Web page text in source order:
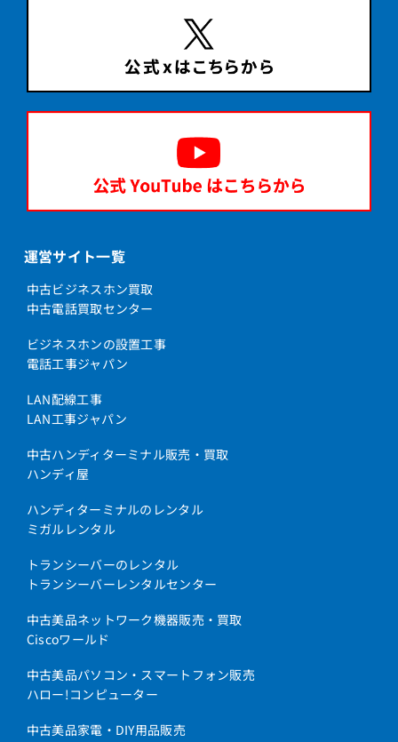
運営サイト一覧
中古ビジネスホン買取
中古電話買取センター
ビジネスホンの設置工事
電話工事ジャパン
LAN配線工事
LAN工事ジャパン
中古ハンディターミナル販売・買取
ハンディ屋
ハンディターミナルのレンタル
ミガルレンタル
トランシーバーのレンタル
トランシーバーレンタルセンター
中古美品ネットワーク機器販売・買取
Ciscoワールド
中古美品パソコン・スマートフォン販売
ハロー!コンピューター
中古美品家電・DIY用品販売